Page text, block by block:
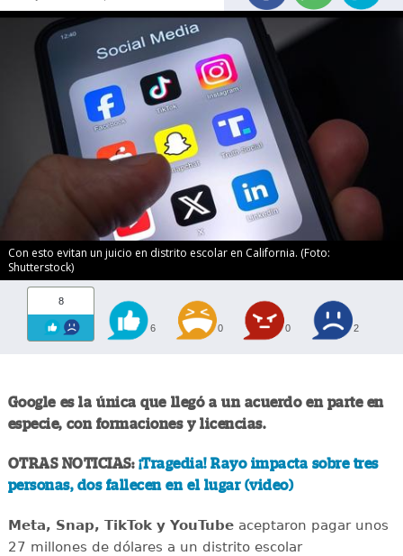
Con esto evitan un juicio en distrito escolar en California. (Foto:
Shutterstock)
8
6 0 0 2
Google es la única que llegó a un acuerdo en parte en
especie, con formaciones y licencias.
OTRAS NOTICIAS: ¡Tragedia! Rayo impacta sobre tres
personas, dos fallecen en el lugar (video)
Meta, Snap, TikTok y YouTubeaceptaron pagar unos
27 millones de dólares a un distrito escolar